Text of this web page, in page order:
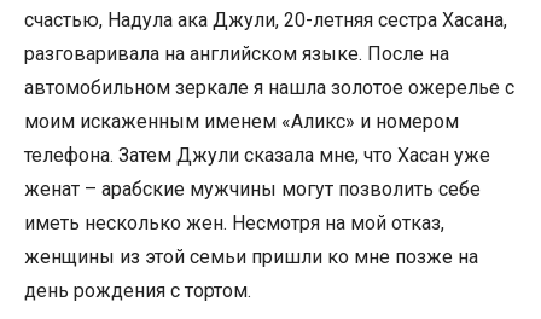
счастью, Надула ака Джули, 20-летняя сестра Хасана,
разговаривала на английском языке. После на
автомобильном зеркале я нашла золотое ожерелье с
моим искаженным именем «Аликс» и номером
телефона. Затем Джули сказала мне, что Хасан уже
женат – арабские мужчины могут позволить себе
иметь несколько жен. Несмотря на мой отказ,
женщины из этой семьи пришли ко мне позже на
день рождения с тортом.